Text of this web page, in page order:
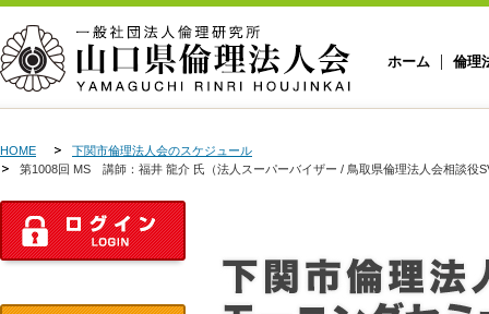
ホーム 倫理
HOME
下関市倫理法人会のスケジュール
第1008回 MS 講師：福井 龍介 氏（法人スーパーバイザー / 鳥取県倫理法人会相談役